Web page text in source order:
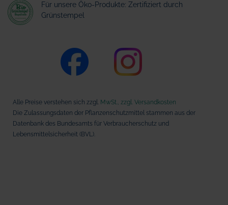
Für unsere Öko-Produkte: Zertifiziert durch
Grünstempel
Alle Preise verstehen sich zzgl. MwSt., zzgl. Versandkosten
Die Zulassungsdaten der Pflanzenschutzmittel stammen aus der
Datenbank des Bundesamts für Verbraucherschutz und
Lebensmittelsicherheit (BVL).